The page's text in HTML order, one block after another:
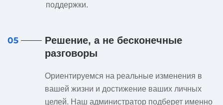
поддержки.
05
Решение, а не бесконечные
разговоры
Ориентируемся на реальные изменения в
вашей жизни и достижение ваших личных
целей. Наш администратор подберет именно